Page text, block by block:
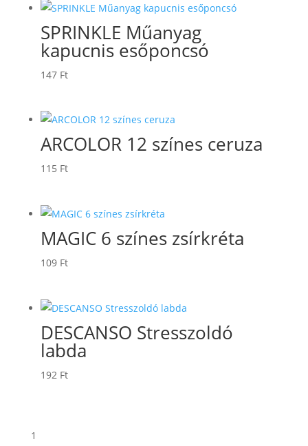
SPRINKLE Műanyag
kapucnis esőponcsó
147 Ft
ARCOLOR 12 színes ceruza
115 Ft
MAGIC 6 színes zsírkréta
109 Ft
DESCANSO Stresszoldó
labda
192 Ft
1